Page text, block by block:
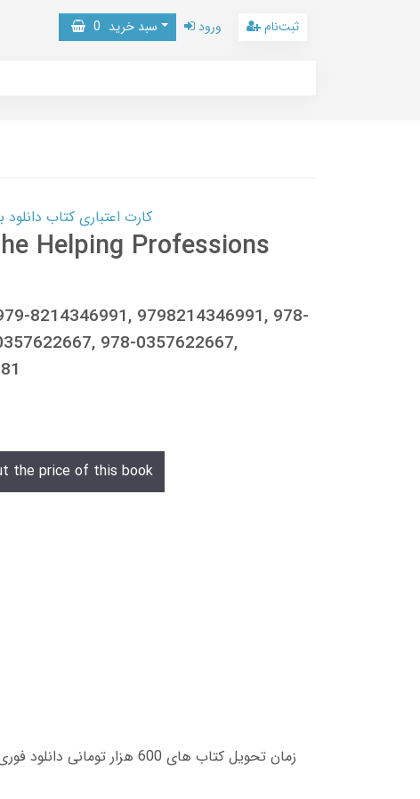
سبد خرید 0 ورود ثبت‌نام
کارت اعتباری کتاب دانلود با 10,000,000 اعتبار دانلود کتاب! کلیک
Helping Professions
8214346991, 9798214346991, 978-
978-0357622667,
the price of this book